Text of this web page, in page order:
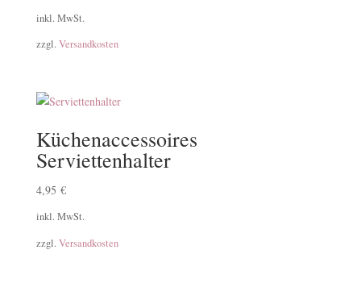
inkl. MwSt.
zzgl. Versandkosten
Küchenaccessoires
Serviettenhalter
4,95 €
inkl. MwSt.
zzgl. Versandkosten